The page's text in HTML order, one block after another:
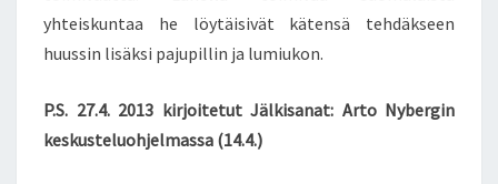
yhteiskuntaa he löytäisivät kätensä tehdäkseen
huussin lisäksi pajupillin ja lumiukon.
P.S. 27.4. 2013 kirjoitetut Jälkisanat: Arto Nybergin
keskusteluohjelmassa (14.4.)